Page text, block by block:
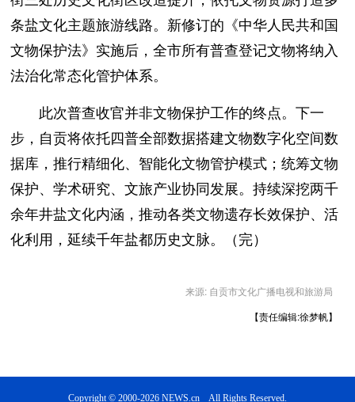
条盐文化主题旅游线路。新修订的《中华人民共和国
文物保护法》实施后，全市所有普查登记文物将纳入
法治化常态化管护体系。
此次普查收官并非文物保护工作的终点。下一
步，自贡将依托四普全部数据搭建文物数字化空间数
据库，推行精细化、智能化文物管护模式；统筹文物
保护、学术研究、文旅产业协同发展。持续深挖两千
余年井盐文化内涵，推动各类文物遗存长效保护、活
化利用，延续千年盐都历史文脉。（完）
来源: 自贡市文化广播电视和旅游局
【责任编辑:徐梦帆】
Copyright © 2000-2026 NEWS.cn All Rights Reserved.